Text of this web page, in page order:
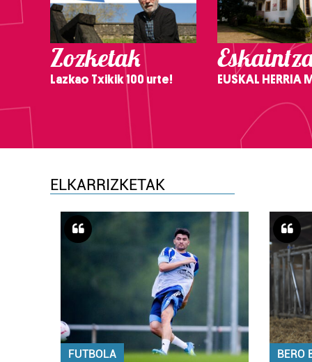
Zozketak
Lazkao Txikik 100 urte! EUSKAL HERRIA
ELKARRIZKETAK
FUTBOLA BERO